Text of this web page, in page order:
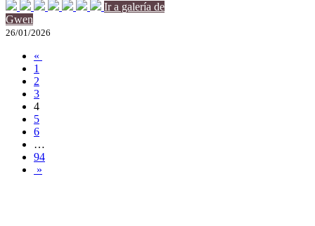
Ir a galería de
Gwen
26/01/2026
«
1
2
3
4
5
6
…
94
»